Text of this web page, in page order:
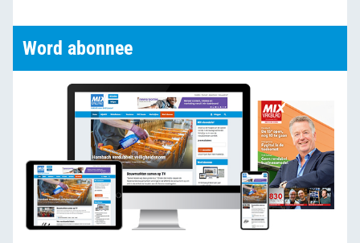
Word abonnee